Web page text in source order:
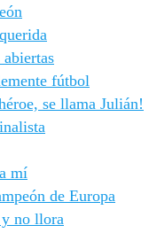
fútbol
se llama Julián!
mí
de Europa
no llora